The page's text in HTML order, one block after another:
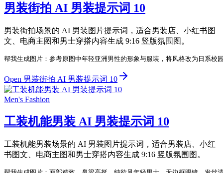
男装街拍 AI 男装提示词 10
男装街拍场景的 AI 男装图片提示词，适合男装店、小红书图
文、电商主图和男士穿搭内容生成 9:16 竖版氛围图。
帮我生成图片：参考原图中年轻亚洲男性的形象与服装，将风格改为日系
Open 男装街拍 AI 男装提示词 10
Men's Fashion
工装机能男装 AI 男装提示词 10
工装机能男装场景的 AI 男装图片提示词，适合男装店、小红
书图文、电商主图和男士穿搭内容生成 9:16 竖版氛围图。